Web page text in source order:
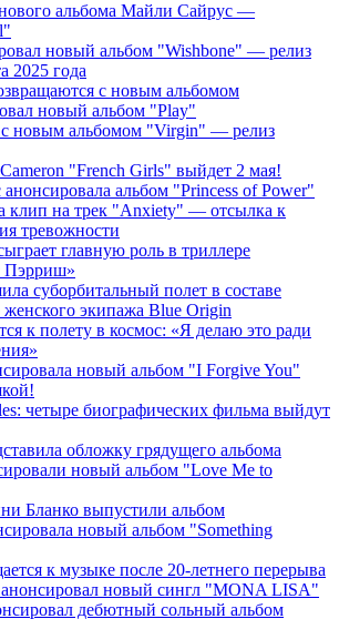
альбома Майли Сайрус —
новый альбом "Wishbone" — релиз
2025 года
с новым альбомом
новый альбом "Play"
с новым альбомом "Virgin" — релиз
"French Girls" выйдет 2 мая!
альбом "Princess of Power"
клип на трек "Anxiety" — отсылка к
тревожности
главную роль в триллере
Пэрриш»
суборбитальный полет в составе
экипажа Blue Origin
к полету в космос: «Я делаю это ради
новый альбом "I Forgive You"
четыре биографических фильма выйдут
обложку грядущего альбома
новый альбом "Love Me to
Бланко выпустили альбом
новый альбом "Something
к музыке после 20-летнего перерыва
новый сингл "MONA LISA"
дебютный сольный альбом